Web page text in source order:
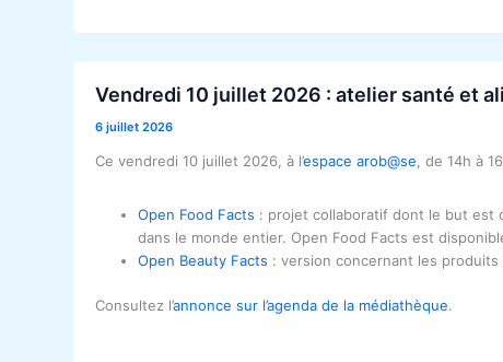
Vendredi 10 juillet 2026 : atelier santé et
6 juillet 2026
Ce vendredi 10 juillet 2026, à l’espace arob@se , de 14h à
Open Food Facts : projet collaboratif dont le but est
dans le monde entier. Open Food Facts est
Open Beauty Facts : version concernant les
Consultez l’annonce sur l’agenda de la médiathèque.